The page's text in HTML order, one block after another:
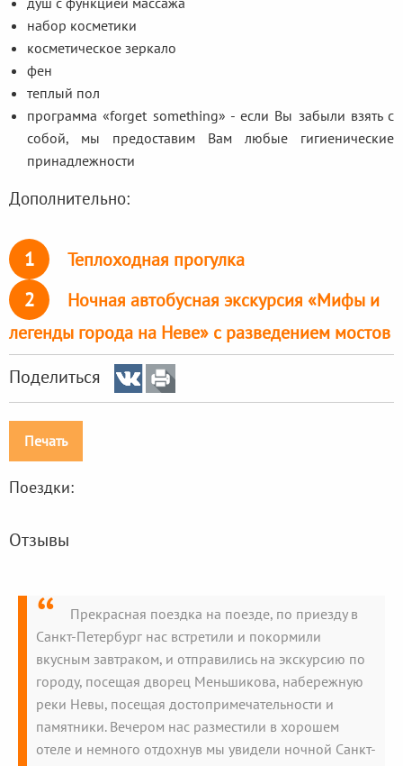
набор косметики
косметическое зеркало
фен
теплый пол
программа «forget something» - если Вы забыли взять с
собой, мы предоставим Вам любые гигиенические
принадлежности
Дополнительно:
1 Теплоходная прогулка
2
Ночная автобусная экскурсия «Мифы и
легенды города на Неве» с разведением мостов
Поделиться
Печать
Поездки:
Отзывы
Прекрасная поездка на поезде, по приезду в
Санкт-Петербург нас встретили и покормили
вкусным завтраком, и отправились на экскурсию по
городу, посещая дворец Меньшикова, набережную
реки Невы, посещая достопримечательности и
памятники. Вечером нас разместили в хорошем
отеле и немного отдохнув мы увидели ночной Санкт-